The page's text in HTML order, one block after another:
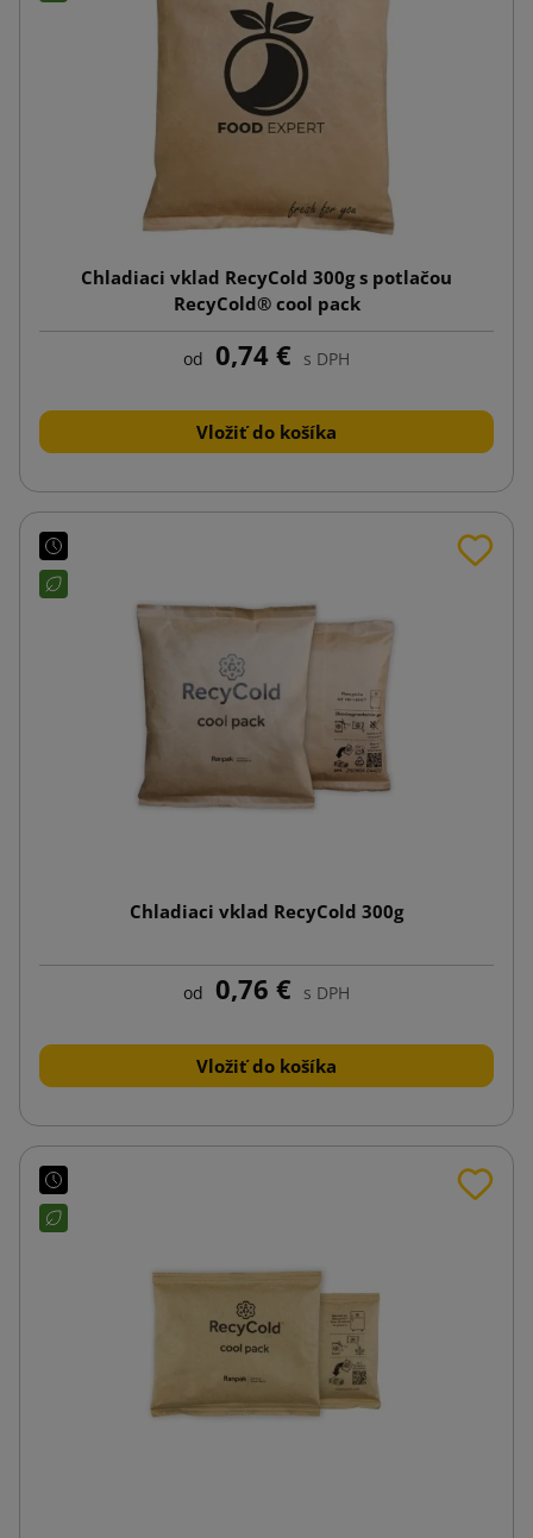
Chladiaci vklad RecyCold 300g s potlačou
RecyCold® cool pack
od 0,74 € s DPH
Vložiť do košíka
Chladiaci vklad RecyCold 300g
od 0,76 € s DPH
Vložiť do košíka